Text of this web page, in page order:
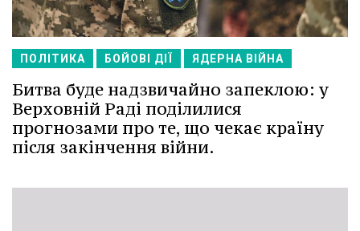
ПОЛІТИКА БОЙОВІ ДІЇ ЯДЕРНА ВІЙНА
Битва буде надзвичайно запеклою: у
Верховній Раді поділилися
прогнозами про те, що чекає країну
після закінчення війни.